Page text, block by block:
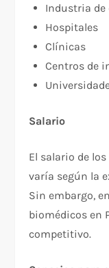
Industria
Hospitales
Clínicas
Centros de
Salario
El salario de
varía según la
Sin embargo,
biomédicos en
competitivo.